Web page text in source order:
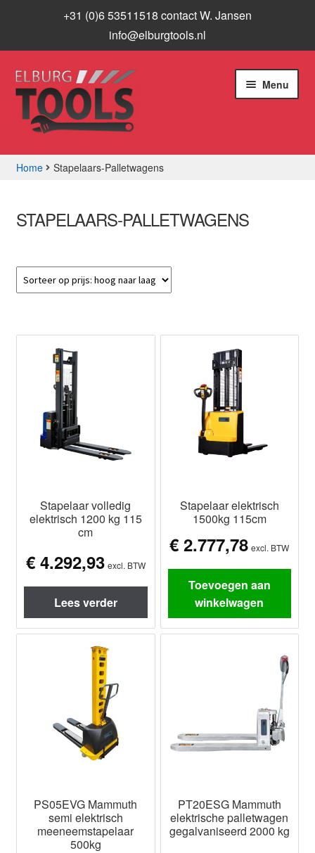
+31 (0)6 53511518 contact W. Jansen
info@elburgtools.nl
Ga
door
naar
navigatie
Ga
naar
inhoud
Menu
Aanbiedingen
Info
Home Stapelaars-Palletwagens
STAPELAARS-PALLETWAGENS
Stapelaar volledig
elektrisch 1200 kg 115
cm
€4.292,93 excl. BTW
Lees verder
Stapelaar elektrisch
1500kg 115cm
€ 2.777,78 excl. BTW
Toevoegen aan
winkelwagen
PS05EVG Mammuth
semi elektrisch
meeneemstapelaar
500kg
PT20ESG Mammuth
elektrische palletwagen
gegalvaniseerd 2000 kg